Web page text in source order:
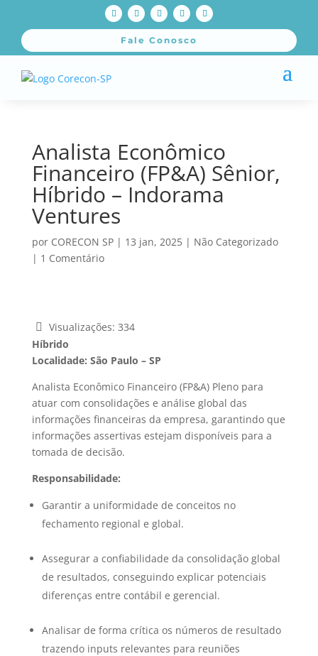
Fale Conosco
Analista Econômico
Financeiro (FP&A) Sênior,
Híbrido – Indorama
Ventures
por CORECON SP| 13 jan, 2025| Não Categorizado
| 1 Comentário
Visualizações: 334
Híbrido
Localidade: São Paulo – SP
Analista Econômico Financeiro (FP&A) Pleno para
atuar com consolidações e análise global das
informações financeiras da empresa, garantindo que
informações assertivas estejam disponíveis para a
tomada de decisão.
Responsabilidade:
Garantir a uniformidade de conceitos no
fechamento regional e global.
Assegurar a confiabilidade da consolidação global
de resultados, conseguindo explicar potenciais
diferenças entre contábil e gerencial.
Analisar de forma crítica os números de resultado
trazendo inputs relevantes para reuniões